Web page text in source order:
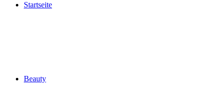
Startseite
Beauty